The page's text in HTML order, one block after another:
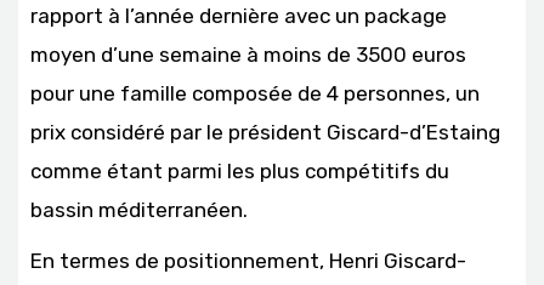
rapport à l’année dernière avec un package
moyen d’une semaine à moins de 3500 euros
pour une famille composée de 4 personnes, un
prix considéré par le président Giscard-d’Estaing
comme étant parmi les plus compétitifs du
bassin méditerranéen.
En termes de positionnement, Henri Giscard-